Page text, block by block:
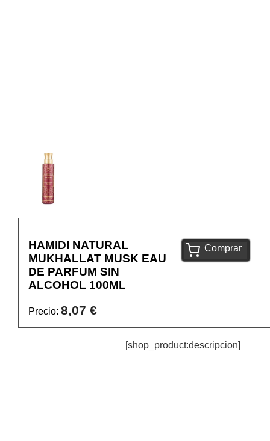
HAMIDI NATURAL
MUKHALLAT MUSK EAU
DE PARFUM SIN
ALCOHOL 100ML
Precio: 8,07 €
Comprar
[shop_product:descripcion]